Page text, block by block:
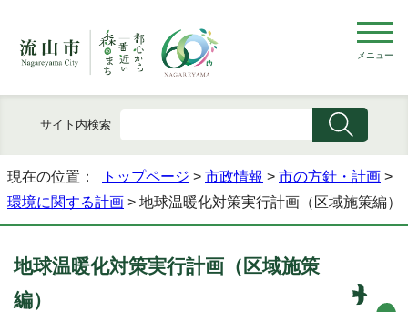
メニュー
サイト内検索
現在の位置： トップページ > 市政情報 > 市の方針・計画 >
環境に関する計画 > 地球温暖化対策実行計画（区域施策編）
地球温暖化対策実行計画（区域施策
編）